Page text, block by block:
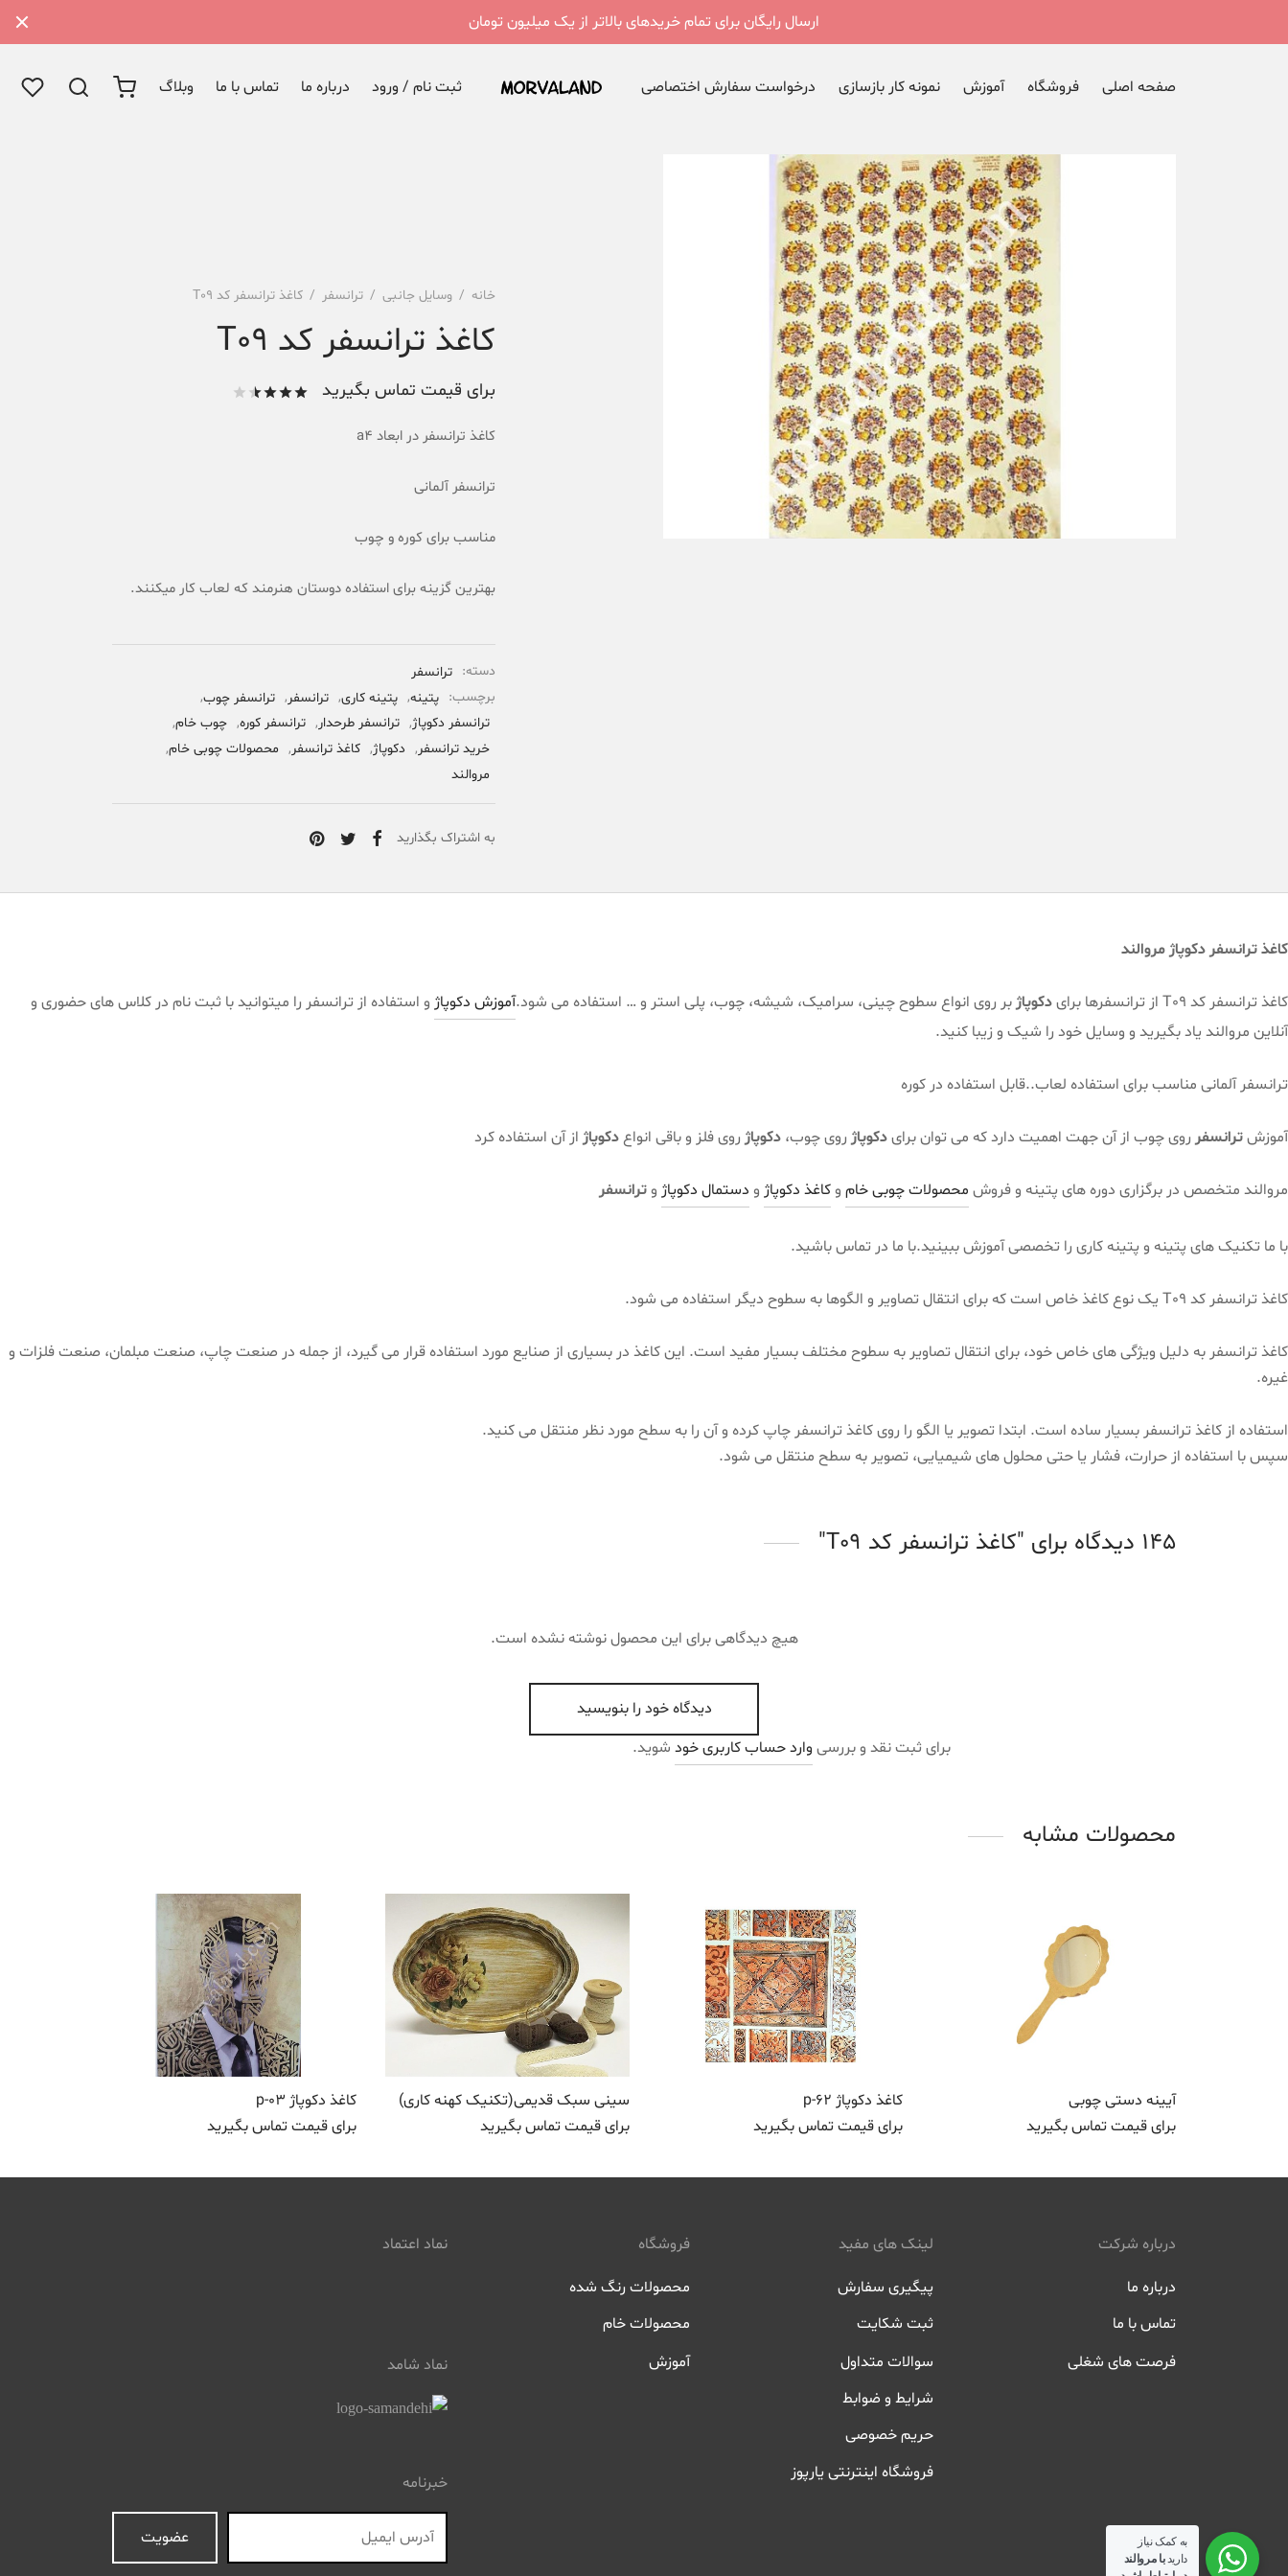
ارسال رایگان برای تمام خریدهای بالاتر از یک میلیون تومان
صفحه اصلی فروشگاه آموزش نمونه کار بازسازی درخواست سفارش اختصاصی ثبت نام / ورود درباره ما تماس با ما وبلاگ
خانه / وسایل جانبی / ترانسفر / کاغذ ترانسفر کد T09
کاغذ ترانسفر کد T09
برای قیمت تماس بگیرید
کاغذ ترانسفر در ابعاد a4
ترانسفر آلمانی
مناسب برای کوره و چوب
بهترین گزینه برای استفاده دوستان هنرمند که لعاب کار میکنند.
دسته: ترانسفر
برچسب: پتینه, پتینه کاری, ترانسفر , ترانسفر چوب,
ترانسفر دکوپاژ, ترانسفر طرحدار, ترانسفر کوره, چوب خام,
خرید ترانسفر, دکوپاژ, کاغذ ترانسفر, محصولات چوبی خام,
مروالند
به اشتراک بگذارید
کاغذ ترانسفر دکوپاژ مروالند
کاغذ ترانسفر کد T09 از ترانسفرها برای دکوپاژبر روی انواع سطوح چینی، سرامیک، شیشه، چوب، پلی استر و … استفاده می شود.آموزش دکوپاژ و استفاده از ترانسفر را میتوانید با ثبت نام در کلاس های حضوری و
آنلاین مروالند یاد بگیرید و وسایل خود را شیک و زیبا کنید.
ترانسفر آلمانی مناسب برای استفاده لعاب..قابل استفاده در کوره
آموزشترانسفر روی چوب از آن جهت اهمیت دارد که می توان برایدکوپاژ روی چوب، دکوپاژ روی فلز و باقی انواعدکوپاژ از آن استفاده کرد
مروالند متخصص در برگزاری دوره های پتینه و فروش محصولات چوبی خام وکاغذ دکوپاژ و دستمال دکوپاژ وترانسفر
با ما تکنیک های پتینه و پتینه کاری را تخصصی آموزش ببینید.با ما در تماس باشید.
کاغذ ترانسفر کد T09 یک نوع کاغذ خاص است که برای انتقال تصاویر و الگوها به سطوح دیگر استفاده می شود.
کاغذ ترانسفر به دلیل ویژگی های خاص خود، برای انتقال تصاویر به سطوح مختلف بسیار مفید است. این کاغذ در بسیاری از صنایع مورد استفاده قرار می گیرد، از جمله در صنعت چاپ، صنعت مبلمان، صنعت فلزات و
غیره.
استفاده از کاغذ ترانسفر بسیار ساده است. ابتدا تصویر یا الگو را روی کاغذ ترانسفر چاپ کرده و آن را به سطح مورد نظر منتقل می کنید.
سپس با استفاده از حرارت، فشار یا حتی محلول های شیمیایی، تصویر به سطح منتقل می شود.
145 دیدگاه برای کاغذ ترانسفر کد T09
هیچ دیدگاهی برای این محصول نوشته نشده است.
دیدگاه خود را بنویسید
برای ثبت نقد و بررسی وارد حساب کاربری خود شوید.
محصولات مشابه
آیینه دستی چوبی
برای قیمت تماس بگیرید
کاغذ دکوپاژ p-62
برای قیمت تماس بگیرید
سینی سبک قدیمی(تکنیک کهنه کاری)
برای قیمت تماس بگیرید
کاغذ دکوپاژ p-03
برای قیمت تماس بگیرید
نماد اعتماد
نماد شامد
خبرنامه
لینک های مفید
پیگیری سفارش
ثبت شکایت
سوالات متداول
شرایط و ضوابط
حریم خصوصی
فروشگاه اینترنتی یارپوز
فروشگاه
محصولات رنگ شده
محصولات خام
آموزش
درباره شرکت
درباره ما
تماس با ما
فرصت های شغلی
به کمک نیاز
داریدبا مروالند